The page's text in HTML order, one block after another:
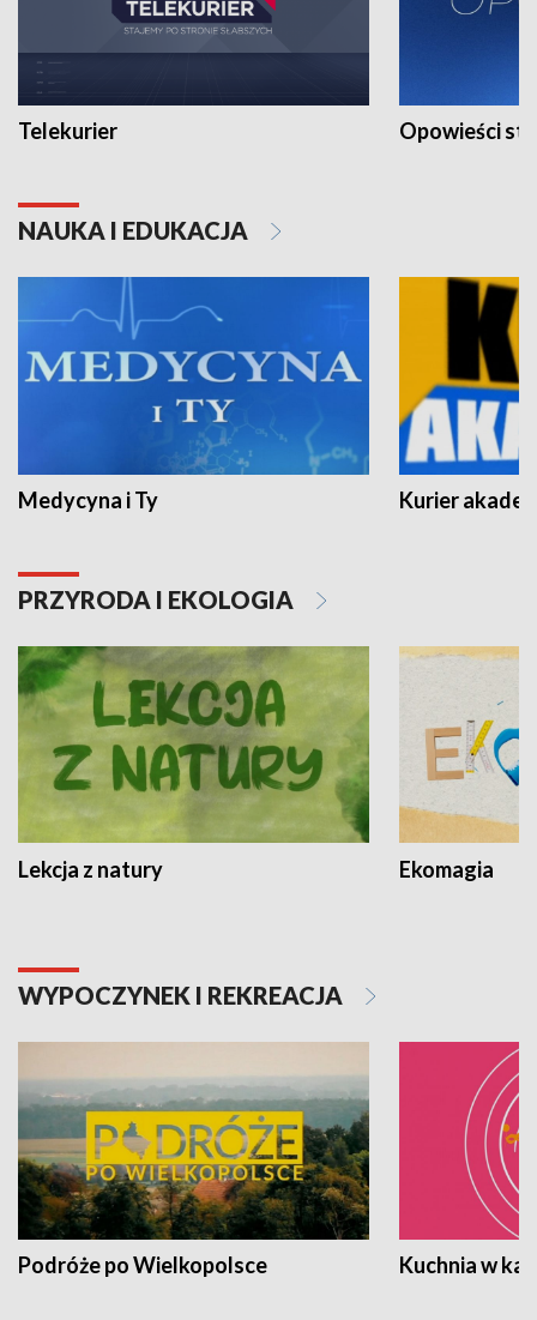
Telekurier Opowieści
NAUKA I EDUKACJA
Medycyna i Ty Kurier
PRZYRODA I EKOLOGIA
Lekcja z natury Ekomagia
WYPOCZYNEK I REKREACJA
Podróże po Wielkopolsce Kuchnia w